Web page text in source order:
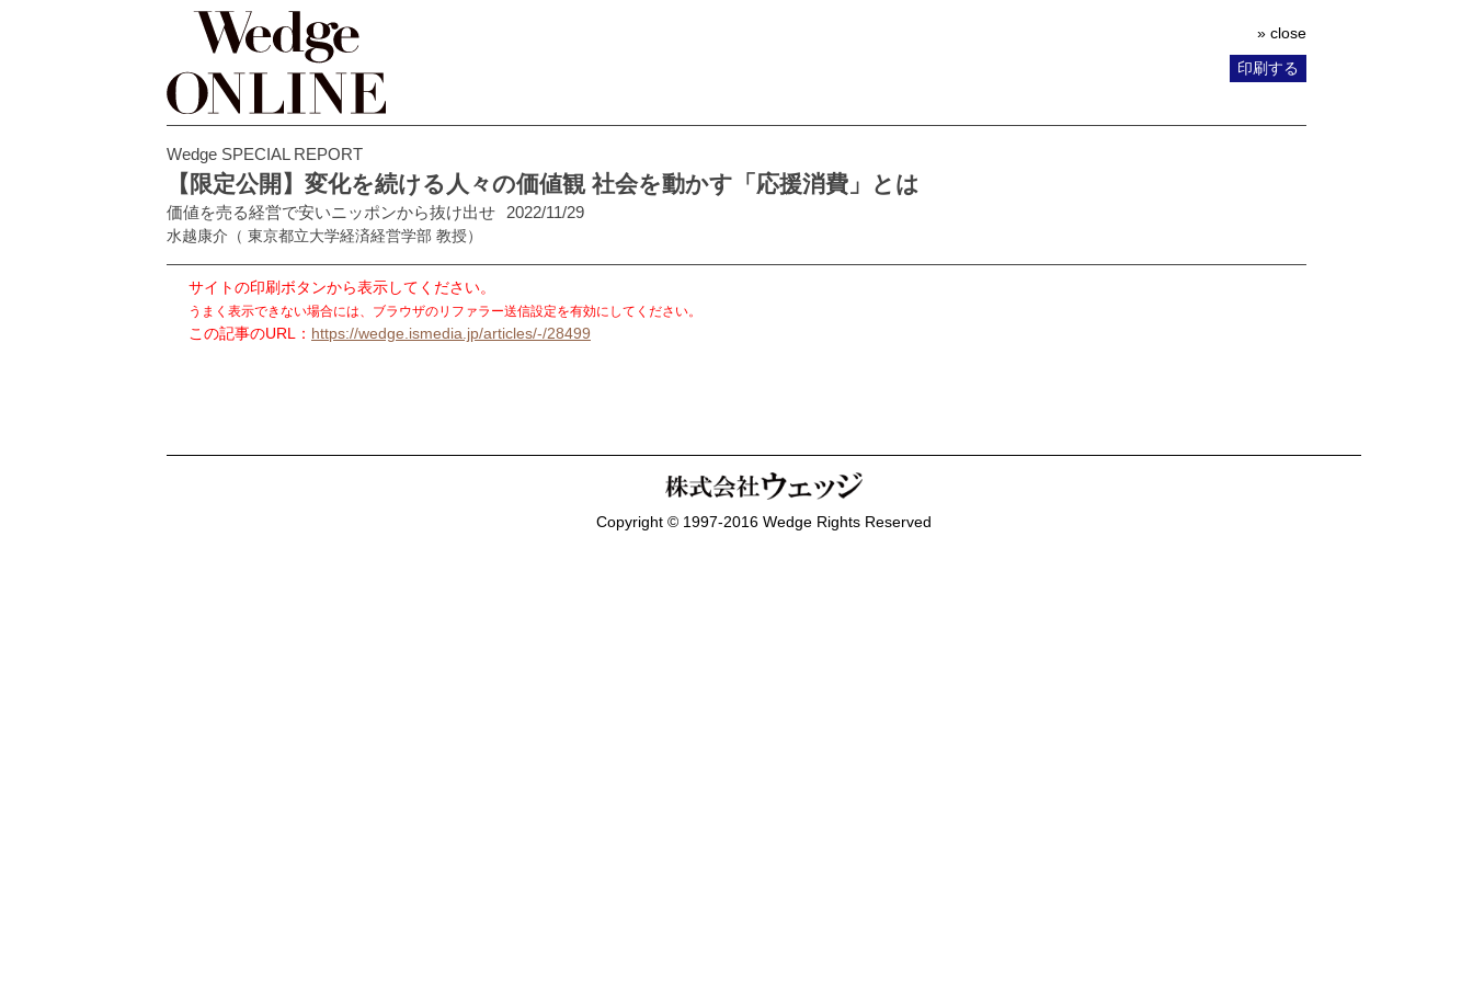
» close
印刷する
Wedge SPECIAL REPORT
【限定公開】変化を続ける人々の価値観 社会を動かす「応援消費」とは
価値を売る経営で安いニッポンから抜け出せ 2022/11/29
水越康介 （ 東京都立大学経済経営学部 教授）
サイトの印刷ボタンから表示してください。
うまく表示できない場合には、ブラウザのリファラー送信設定を有効にしてください。
この記事のURL： https://wedge.ismedia.jp/articles/-/28499
Copyright © 1997-2016 Wedge Rights Reserved